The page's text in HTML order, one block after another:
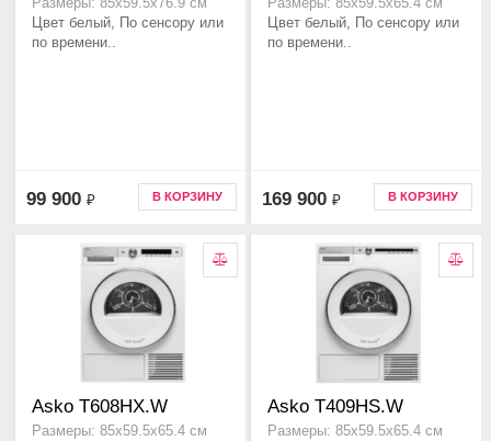
Размеры: 85х59.5х76.9 см
Цвет белый, По сенсору или
по времени..
99 900 ₽ В КОРЗИНУ
Размеры: 85х59.5х65.4 см
Цвет белый, По сенсору или
по времени..
169 900 ₽ В КОРЗИНУ
Asko T608HX.W
Размеры: 85х59.5х65.4 см
Asko T409HS.W
Размеры: 85х59.5х65.4 см